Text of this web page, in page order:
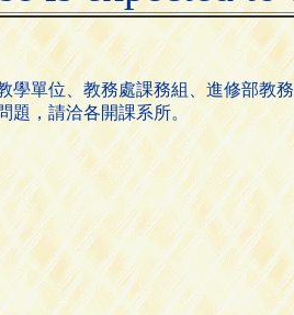
學單位、教務處課務組、進修部教
題，請洽各開課系所。